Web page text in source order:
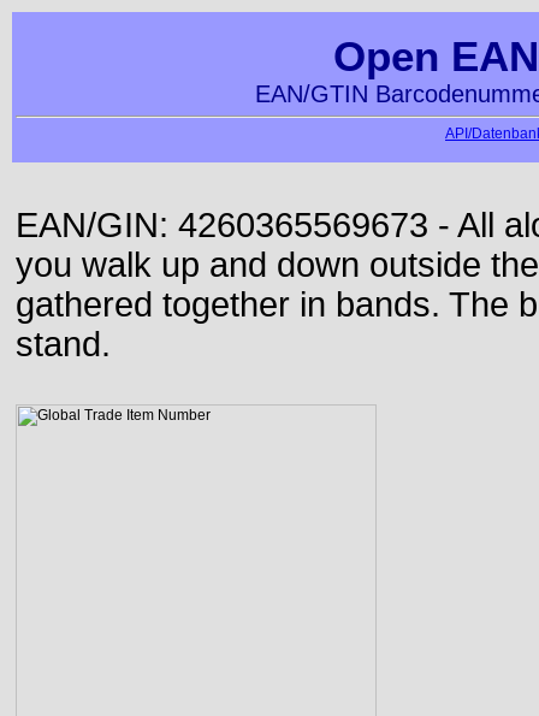
Open
EAN/GTIN
API/
EAN/GIN: 4260365569673 - All
you walk up and down outside
gathered together in bands. The
stand.